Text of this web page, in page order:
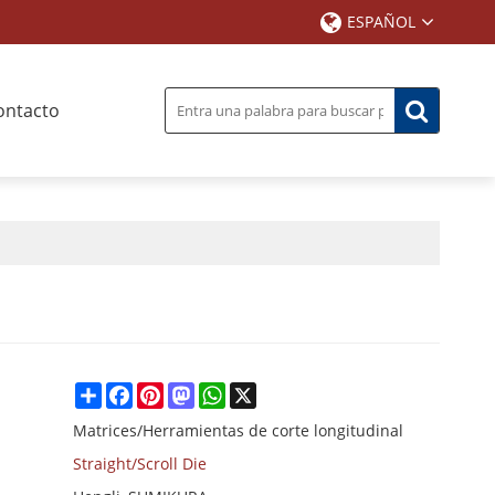
ESPAÑOL
ShareFacebook
PinterestMastodonWhatsApp
X
Matrices/Herramientas de corte longitudinal
Straight/Scroll Die